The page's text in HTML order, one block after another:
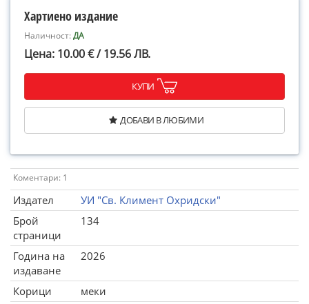
Хартиено издание
Наличност:ДА
Цена: 10.00 € / 19.56 ЛВ.
КУПИ
ДОБАВИ В ЛЮБИМИ
Коментари: 1
Издател
УИ "Св. Климент Охридски"
Брой
страници
134
Година на
издаване
2026
Корици
меки